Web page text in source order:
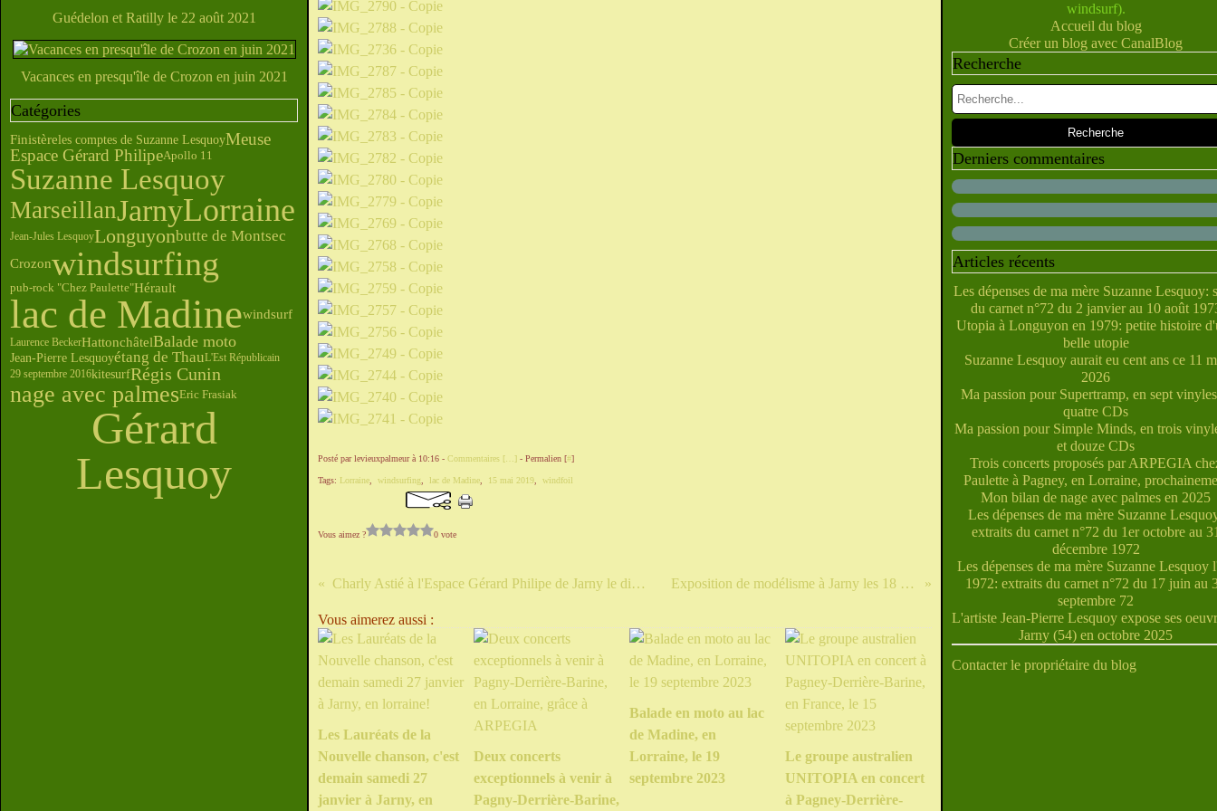
Guédelon et Ratilly le 22 août 2021
Vacances en presqu'île de Crozon en juin 2021
Catégories
Finistèreles comptes de Suzanne LesquoyMeuse
Espace Gérard PhilipeApollo 11
Suzanne Lesquoy
MarseillanJarnyLorraine
Jean-Jules LesquoyLonguyonbutte de Montsec
Crozonwindsurfing
pub-rock "Chez Paulette"Hérault
lac de Madinewindsurf
Laurence BeckerHattonchâtelBalade moto
Jean-Pierre Lesquoyétang de ThauL'Est Républicain
29 septembre 2016kitesurfRégis Cunin
nage avec palmesEric Frasiak
Gérard
Lesquoy
Posté par levieuxpalmeur à 10:16 - Commentaires [ ] - Permalien [#]
Tags: Lorraine windsurfing lac de Madine 15 mai 2019 windfoil
Vous aimez ? 0 vote
Charly Astié à l'Espace Gérard Philipe de Jarny le dimanche 5 mai 2019 Exposition de modélisme à Jarny les 18 et 19 mai 2019
Vous aimerez aussi :
Les Lauréats de la
Nouvelle chanson, c'est
demain samedi 27
janvier à Jarny, en
Deux concerts
exceptionnels à venir à
Pagny-Derrière-Barine,
Balade en moto au lac
de Madine, en
Lorraine, le 19
septembre 2023
Le groupe australien
UNITOPIA en concert
à Pagney-Derrière-
Février(10)
Janvier(14)
Mars(9)
Février(10)
Janvier(10)
Avril(5)
Mars(5)
Février(7)
Mai(10)
Avril(5)
Mars(6)
Janvier(6)
Juin(28)
Mai(28)
Avril(21)
Février(31)
Juillet(40)
Juin(27)
Mai(31)
Mars(38)
Janvier(35)
windsurf).
Accueil du blog
Créer un blog avec CanalBlog
Recherche
Derniers commentaires
Articles récents
Les dépenses de ma mère Suzanne Lesquoy:
du carnet n°72 du 2 janvier au 10 août
Utopia à Longuyon en 1979: petite histoire
belle utopie
Suzanne Lesquoy aurait eu cent ans ce 11
2026
Ma passion pour Supertramp, en sept
quatre CDs
Ma passion pour Simple Minds, en trois
et douze CDs
Trois concerts proposés par ARPEGIA
Paulette à Pagney, en Lorraine,
Mon bilan de nage avec palmes en 2025
Les dépenses de ma mère Suzanne
extraits du carnet n°72 du 1er octobre au
décembre 1972
Les dépenses de ma mère Suzanne Lesquoy
1972: extraits du carnet n°72 du 17 juin au
septembre 72
L'artiste Jean-Pierre Lesquoy expose ses
Jarny (54) en octobre 2025
Contacter le propriétaire du blog